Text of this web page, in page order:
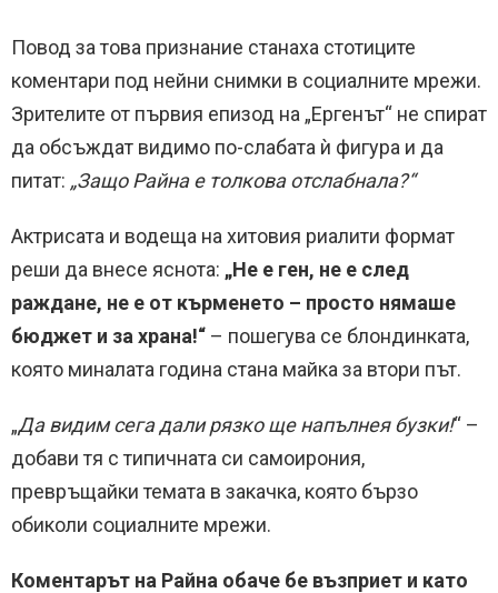
Повод за това признание станаха стотиците
коментари под нейни снимки в социалните мрежи.
Зрителите от първия епизод на „Ергенът“ не спират
да обсъждат видимо по-слабата ѝ фигура и да
питат: „Защо Райна е толкова отслабнала?“
Актрисата и водеща на хитовия риалити формат
реши да внесе яснота: „Не е ген, не е след
раждане, не е от кърменето – просто нямаше
бюджет и за храна!“ – пошегува се блондинката,
която миналата година стана майка за втори път.
„Да видим сега дали рязко ще напълнея бузки!“ –
добави тя с типичната си самоирония,
превръщайки темата в закачка, която бързо
обиколи социалните мрежи.
Коментарът на Райна обаче бе възприет и като